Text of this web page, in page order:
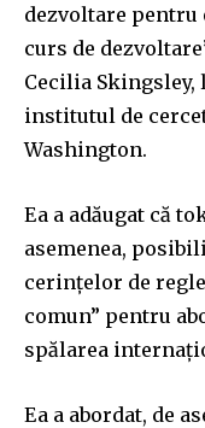
dezvoltare
curs de
Cecilia Skingsley,
institutul de
Washington.
Ea a adăugat că
asemenea,
cerinţelor de
comun” pentru
spălarea
Ea a abordat, de